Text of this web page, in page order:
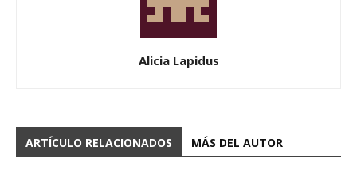
Alicia Lapidus
ARTÍCULO RELACIONADOS MÁS DEL AUTOR